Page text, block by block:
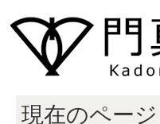
現在のページ